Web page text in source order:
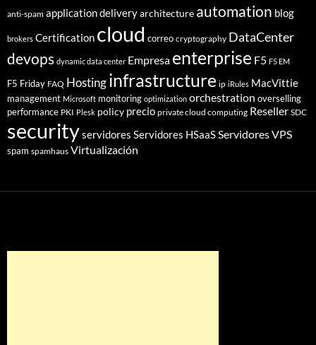
anti-spam application deliveryarchitecture automation blog
brokers Certification cloud correo cryptography DataCenter
devops dynamic data center Empresa enterprise F5 F5 EM
F5 Friday FAQ Hostinginfrastructure ip iRules MacVittie
management Microsoft monitoring optimization orchestration overselling
performance PKI Plesk policy precio private cloud computing Reseller SDC
securityservidores Servidores HSaaSServidores VPS
spam spamhaus Virtualización